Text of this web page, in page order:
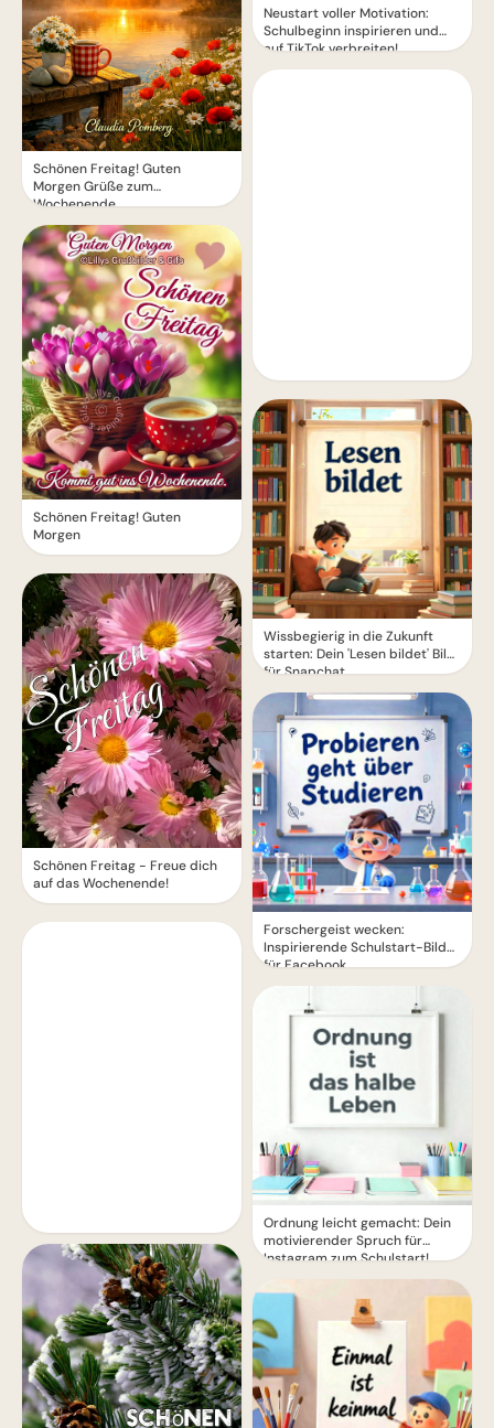
Schönen Freitag! Guten
Morgen Grüße zum
Wochenende
Schönen Freitag! Guten
Morgen
Schönen Freitag - Freue dich
auf das Wochenende!
Neustart voller Motivation:
Schulbeginn inspirieren und
auf TikTok verbreiten!
Wissbegierig in die Zukunft
starten: Dein 'Lesen bildet' Bild
für Snapchat
Forschergeist wecken:
Inspirierende Schulstart-Bilder
für Facebook
Ordnung leicht gemacht: Dein
motivierender Spruch für
Instagram zum Schulstart!